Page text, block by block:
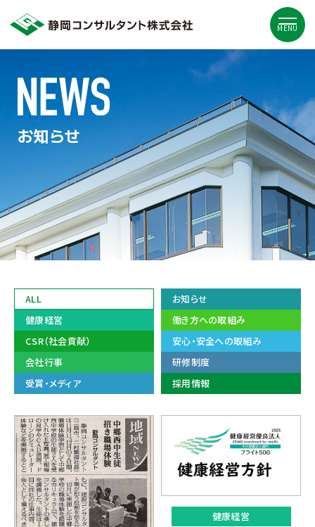
MENU
お知らせ
ALL
お知らせ
健康経営
働き方への取組み
CSR（社会貢献）
安心・安全への取組み
会社行事
研修制度
受賞・メディア
採用情報
健康経営